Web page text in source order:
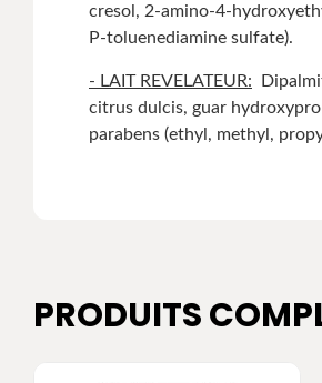
cresol, 2-amino-4-
P-toluenediamine sulfate).
- LAIT REVELATEUR:
citrus dulcis, guar
parabens (ethyl, methyl,
PRODUITS